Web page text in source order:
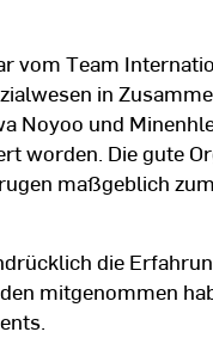
vom Team
in
Noyoo und
worden. Die gute
maßgeblich
die
mitgenommen